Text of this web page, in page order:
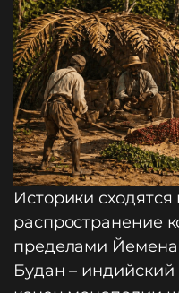
Историки
распространение
пределами Йемена
Будан –